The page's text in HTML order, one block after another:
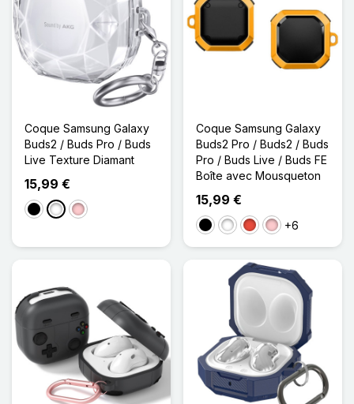
Coque Samsung Galaxy
Buds2 / Buds Pro / Buds
Live Texture Diamant
15,99 €
NoirBlancRose
Coque Samsung Galaxy
Buds2 Pro / Buds2 / Buds
Pro / Buds Live / Buds FE
Boîte avec Mousqueton
15,99 €
NoirBlancRougeRose+6